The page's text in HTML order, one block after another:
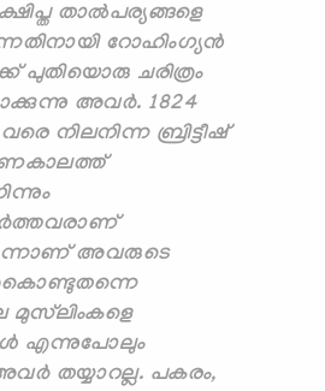
താല്‍പര്യങ്ങളെ
റോഹിംഗ്യന്‍
പുതിയൊരു ചരിത്രം
അവര്‍. 1824
നിലനിന്ന ബ്രിട്ടീഷ്
അവരുടെ
മുസ്‌ലിംകളെ
എന്നുപോലും
തയ്യാറല്ല. പകരം,